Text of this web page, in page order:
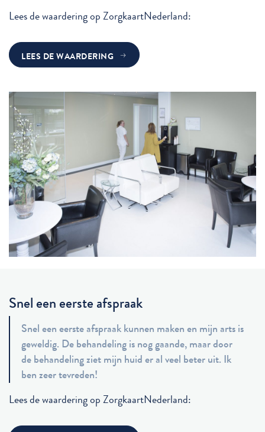
Lees de waardering op ZorgkaartNederland:
LEES DE WAARDERING
Snel een eerste afspraak
Snel een eerste afspraak kunnen maken en mijn arts is
geweldig. De behandeling is nog gaande, maar door
de behandeling ziet mijn huid er al veel beter uit. Ik
ben zeer tevreden!
Lees de waardering op ZorgkaartNederland: